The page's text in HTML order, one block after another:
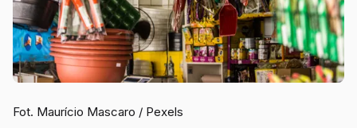
Fot. Maurício Mascaro / Pexels